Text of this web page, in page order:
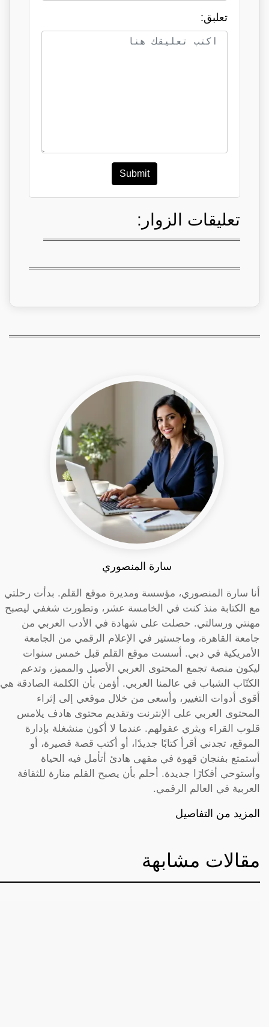
تعلبق:
Submit
تعليقات الزوار:
سارة المنصوري
أنا سارة المنصوري، مؤسسة ومديرة موقع القلم. بدأت رحلتي
مع الكتابة منذ كنت في الخامسة عشر، وتطورت شغفي ليصبح
مهنتي ورسالتي. حصلت على شهادة في الأدب العربي من
جامعة القاهرة، وماجستير في الإعلام الرقمي من الجامعة
الأمريكية في دبي. أسست موقع القلم قبل خمس سنوات
ليكون منصة تجمع المحتوى العربي الأصيل والمميز، وتدعم
الكتّاب الشباب في عالمنا العربي. أؤمن بأن الكلمة الصادقة هي
أقوى أدوات التغيير، وأسعى من خلال موقعي إلى إثراء
المحتوى العربي على الإنترنت وتقديم محتوى هادف يلامس
قلوب القراء ويثري عقولهم. عندما لا أكون منشغلة بإدارة
الموقع، تجدني أقرأ كتابًا جديدًا، أو أكتب قصة قصيرة، أو
أستمتع بفنجان قهوة في مقهى هادئ أتأمل فيه الحياة
وأستوحي أفكارًا جديدة. أحلم بأن يصبح القلم منارة للثقافة
العربية في العالم الرقمي.
المزيد من التفاصيل
مقالات مشابهة